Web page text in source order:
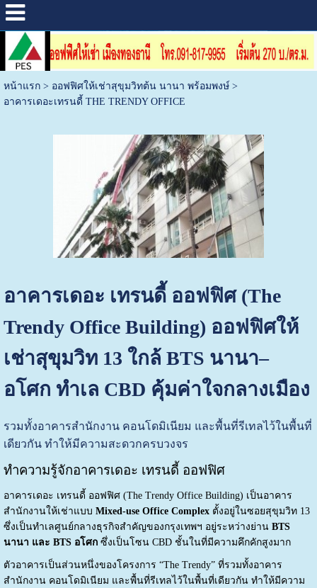
หน้าแรก> ออฟฟิศให้เช่าสุขุมวิทต้น นานา พร้อมพงษ์>
อาคารเดอะเทรนดี้ THE TRENDY OFFICE
อาคารเดอะ เทรนดี้ ออฟฟิศ (The
Trendy Office Building) ออฟฟิศให้
เช่าสุขุมวิท 13 ใกล้ BTS นานา–
อโศก ทำเล CBD คุ้มค่าใจกลางเมือง
รวมทั้งอาคารสำนักงาน คอนโดมิเนียม และพื้นที่รีเทลไว้ในพื้นที่
เดียวกัน ทำให้มีความสะดวกครบวงจร
ทำความรู้จักอาคารเดอะ เทรนดี้ ออฟฟิศ
อาคารเดอะ เทรนดี้ ออฟฟิศ (The Trendy Office Building) เป็นอาคาร
สำนักงานให้เช่าแบบ Mixed-use Office Complexตั้งอยู่ในซอยสุขุมวิท 13
ซึ่งเป็นทำเลศูนย์กลางธุรกิจสำคัญของกรุงเทพฯ อยู่ระหว่างย่าน BTS
นานา และ BTS อโศกซึ่งเป็นโซน CBD ชั้นในที่มีความคึกคักสูงมาก
ตัวอาคารเป็นส่วนหนึ่งของโครงการ “The Trendy” ที่รวมทั้งอาคาร
สำนักงาน คอนโดมิเนียม และพื้นที่รีเทลไว้ในพื้นที่เดียวกัน ทำให้มีความ